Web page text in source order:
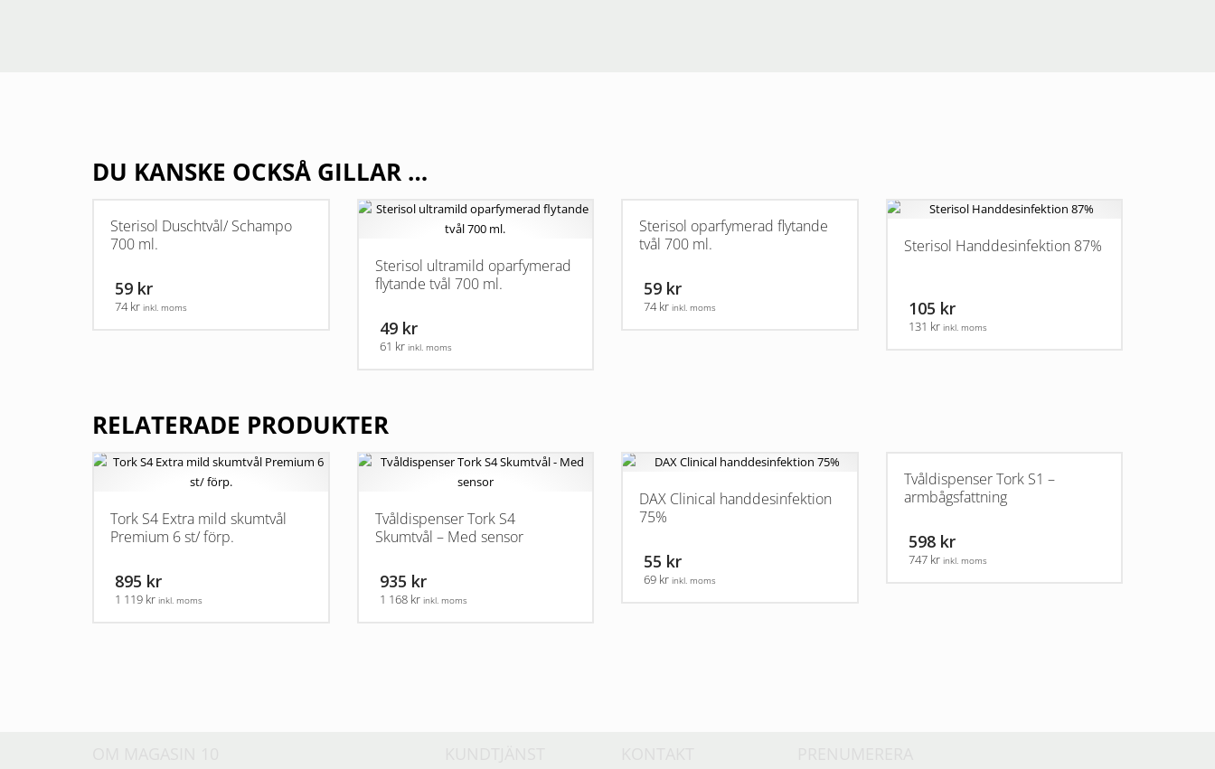
DU KANSKE OCKSÅ GILLAR …
Sterisol Duschtvål/ Schampo
700 ml.
59 kr
74 kr inkl. moms
Sterisol ultramild oparfymerad
flytande tvål 700 ml.
49 kr
61 kr inkl. moms
Sterisol oparfymerad flytande
tvål 700 ml.
59 kr
74 kr inkl. moms
Sterisol Handdesinfektion 87%
105 kr
131 kr inkl. moms
RELATERADE PRODUKTER
Tork S4 Extra mild skumtvål
Premium 6 st/ förp.
895 kr
1 119 kr inkl. moms
Tvåldispenser Tork S4
Skumtvål – Med sensor
935 kr
1 168 kr inkl. moms
DAX Clinical handdesinfektion
75%
55 kr
69 kr inkl. moms
Tvåldispenser Tork S1 –
armbågsfattning
598 kr
747 kr inkl. moms